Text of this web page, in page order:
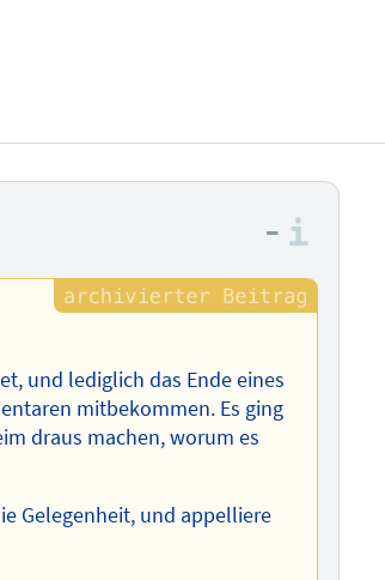
–
und lediglich das Ende eines
mitbekommen. Es ging
draus machen, worum es
Gelegenheit, und appelliere